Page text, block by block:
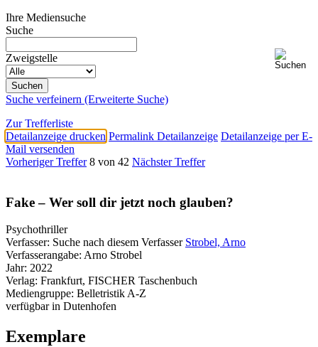
Ihre Mediensuche
Suche
Zweigstelle
Suche verfeinern (Erweiterte Suche)
Zur Trefferliste
Detailanzeige drucken Permalink Detailanzeige Detailanzeige per E-
Mail versenden
Vorheriger Treffer 8 von 42 Nächster Treffer
Fake – Wer soll dir jetzt noch glauben?
Psychothriller
Verfasser: Suche nach diesem Verfasser Strobel, Arno
Verfasserangabe: Arno Strobel
Jahr: 2022
Verlag: Frankfurt, FISCHER Taschenbuch
Mediengruppe: Belletristik A-Z
verfügbar in Dutenhofen
Exemplare